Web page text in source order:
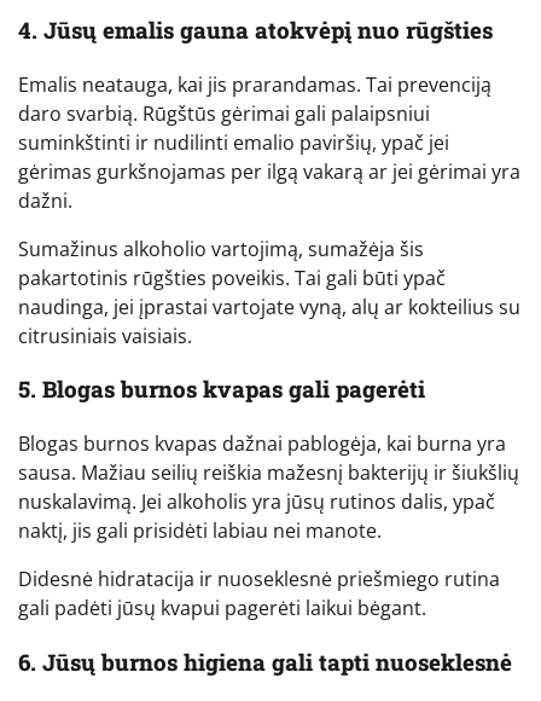
4. Jūsų emalis gauna atokvėpį nuo rūgšties
Emalis neatauga, kai jis prarandamas. Tai prevenciją
daro svarbią. Rūgštūs gėrimai gali palaipsniui
suminkštinti ir nudilinti emalio paviršių, ypač jei
gėrimas gurkšnojamas per ilgą vakarą ar jei gėrimai yra
dažni.
Sumažinus alkoholio vartojimą, sumažėja šis
pakartotinis rūgšties poveikis. Tai gali būti ypač
naudinga, jei įprastai vartojate vyną, alų ar kokteilius su
citrusiniais vaisiais.
5. Blogas burnos kvapas gali pagerėti
Blogas burnos kvapas dažnai pablogėja, kai burna yra
sausa. Mažiau seilių reiškia mažesnį bakterijų ir šiukšlių
nuskalavimą. Jei alkoholis yra jūsų rutinos dalis, ypač
naktį, jis gali prisidėti labiau nei manote.
Didesnė hidratacija ir nuoseklesnė priešmiego rutina
gali padėti jūsų kvapui pagerėti laikui bėgant.
6. Jūsų burnos higiena gali tapti nuoseklesnė